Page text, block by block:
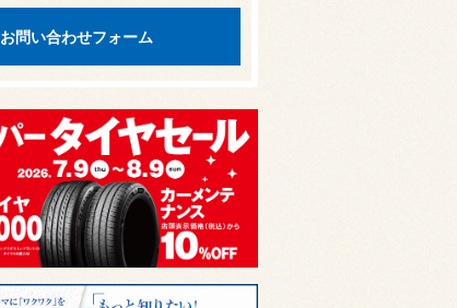
お問い合わせフォーム